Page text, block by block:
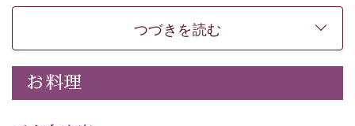
た。
日頃なかなか言えない感謝の気持ちを
お伝えし
てみてはいかがでしょうか。
-----------【安心への取り組み】----------
個室料亭、貸切風呂のご利用が可能な上、 安心安全にご
つづきを読む
お料理